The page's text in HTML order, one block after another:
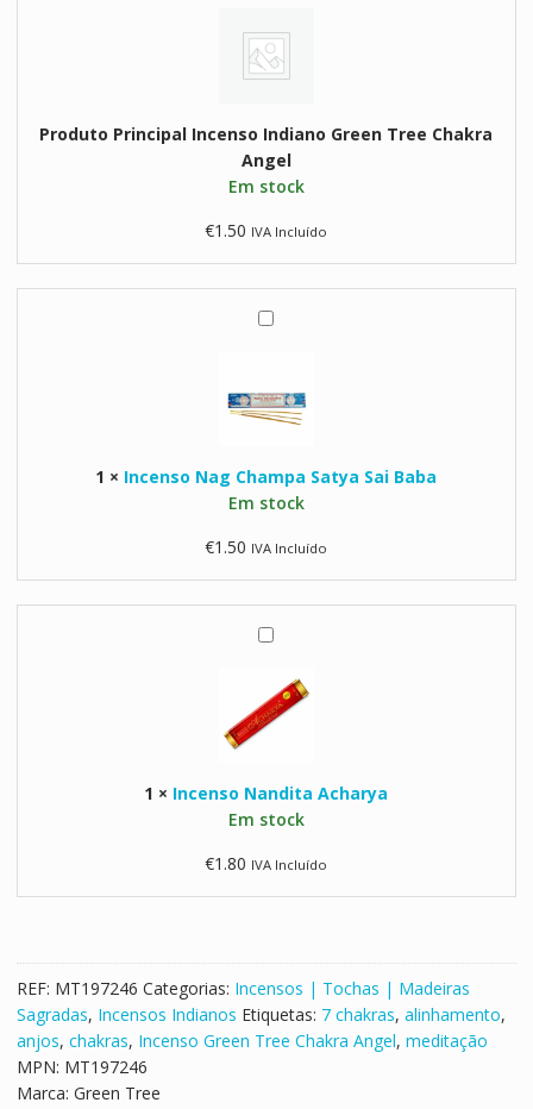
c
e
n
o
I
n
i
a
n
o
e
e
T
r
e
C
h
a
a
A
g
e
Produto Principal Incenso Indiano Green Tree Chakra
Angel
Em stock
€1.50 IVA Incluído
I
e
n
o
N
g
C
h
a
a
S
t
y
S
a
b
a
1 × Incenso Nag Champa Satya Sai Baba
Em stock
€1.50 IVA Incluído
I
e
n
o
N
n
d
A
c
h
1 × Incenso Nandita Acharya
Em stock
€1.80 IVA Incluído
REF: MT197246 Categorias: Incensos | Tochas | Madeiras
Sagradas, Incensos Indianos Etiquetas: 7 chakras, alinhamento,
anjos, chakras, Incenso Green Tree Chakra Angel, meditação
MPN: MT197246
Marca: Green Tree